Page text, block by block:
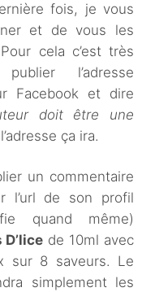
fois, je vous
et de vous les
cela c’est très
l’adresse
Facebook et dire
doit être une
ça ira.
un commentaire
l’url de son profil
quand même)
de 10ml avec
sur 8 saveurs. Le
simplement les